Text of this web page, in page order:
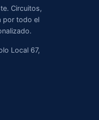
Circuitos,
por todo el
Local 67,